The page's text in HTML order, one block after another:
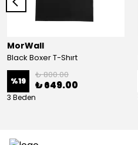
MorWall
Black Boxer T-Shırt
%19
₺ 800.00
₺ 649.00
3 Beden